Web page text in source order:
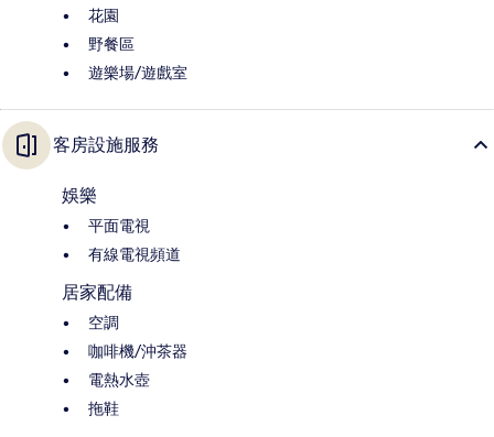
花園
野餐區
遊樂場/遊戲室
客房設施服務
娛樂
平面電視
有線電視頻道
居家配備
空調
咖啡機/沖茶器
電熱水壺
拖鞋